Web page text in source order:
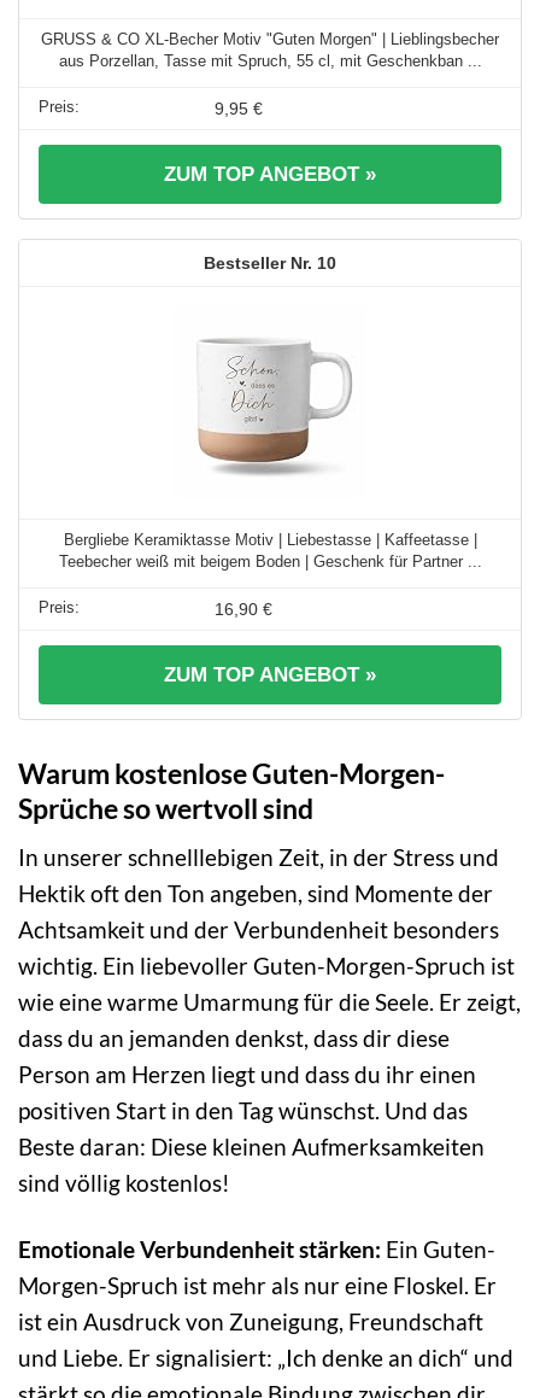
GRUSS & CO XL-Becher Motiv "Guten Morgen" | Lieblingsbecher
aus Porzellan, Tasse mit Spruch, 55 cl, mit Geschenkban ...
9,95 €
ZUM TOP ANGEBOT »
10
Bergliebe Keramiktasse Motiv | Liebestasse | Kaffeetasse |
Teebecher weiß mit beigem Boden | Geschenk für Partner ...
16,90 €
ZUM TOP ANGEBOT »
Warum kostenlose Guten-Morgen-
Sprüche so wertvoll sind
In unserer schnelllebigen Zeit, in der Stress und
Hektik oft den Ton angeben, sind Momente der
Achtsamkeit und der Verbundenheit besonders
wichtig. Ein liebevoller Guten-Morgen-Spruch ist
wie eine warme Umarmung für die Seele. Er zeigt,
dass du an jemanden denkst, dass dir diese
Person am Herzen liegt und dass du ihr einen
positiven Start in den Tag wünschst. Und das
Beste daran: Diese kleinen Aufmerksamkeiten
sind völlig kostenlos!
Emotionale Verbundenheit stärken: Ein Guten-
Morgen-Spruch ist mehr als nur eine Floskel. Er
ist ein Ausdruck von Zuneigung, Freundschaft
und Liebe. Er signalisiert: „Ich denke an dich“ und